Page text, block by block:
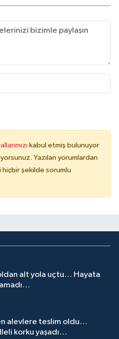
kabul etmiş bulunuyor
Yazılan yorumlardan
şekilde sorumlu
alt yola uçtu… Hayata
alevlere teslim oldu…
korku yaşadı…